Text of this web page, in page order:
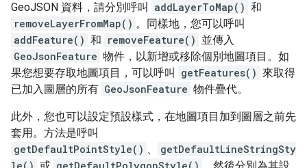
GeoJSON 資料，請分別呼叫
addLayerToMap() 和
removeLayerFromMap() 。同樣地，您可以呼叫
addFeature() 和 removeFeature() 並傳入
GeoJsonFeature 物件，以新增或移除個別地圖項目。如
果您想要存取地圖項目，可以呼叫
getFeatures() 來取得
已加入圖層的所有 GeoJsonFeature 物件疊代。
此外，您也可以設定預設樣式，在地圖項目加到圖層之前先
套用。方法是呼叫
getDefaultPointStyle() 、
getDefaultLineStringSty